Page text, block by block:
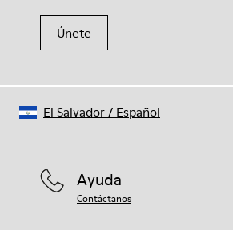
Únete
Ayuda
Contáctanos
El Salvador/ Español